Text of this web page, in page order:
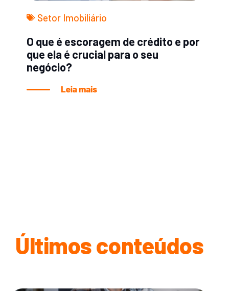
Setor Imobiliário
O que é escoragem de crédito e por
que ela é crucial para o seu
negócio?
Últimos conteúdos